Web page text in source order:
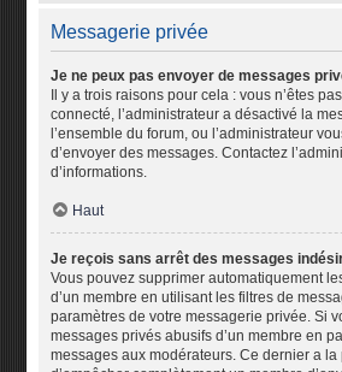
Messagerie privée
Je ne peux pas envoyer de messages
Il y a trois raisons pour cela : vous n’êtes
connecté, l’administrateur a désactivé la
l’ensemble du forum, ou l’administrateur
d’envoyer des messages. Contactez
d’informations.
Haut
Je reçois sans arrêt des messages
Vous pouvez supprimer automatiquement
d’un membre en utilisant les filtres de
paramètres de votre messagerie privée. Si
messages privés abusifs d’un membre en
messages aux modérateurs. Ce dernier a la